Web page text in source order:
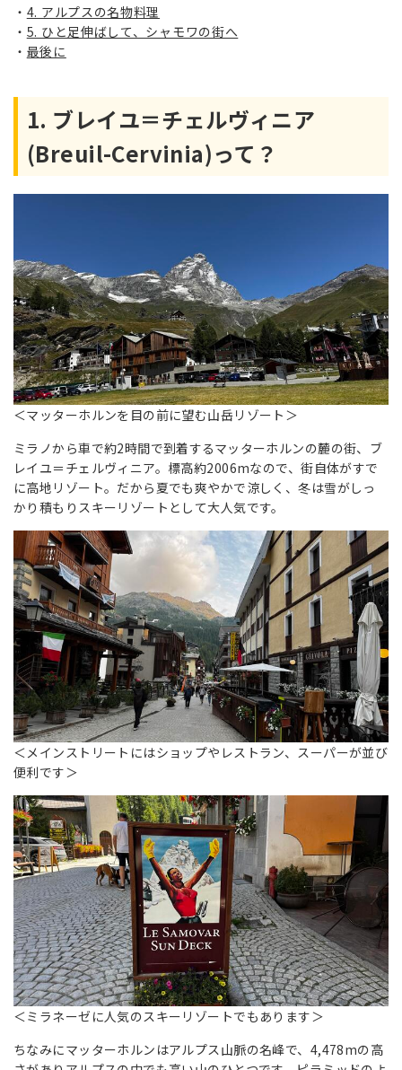
4. アルプスの名物料理
5. ひと足伸ばして、シャモワの街へ
最後に
1. ブレイユ＝チェルヴィニア
(Breuil-Cervinia)って？
＜マッターホルンを目の前に望む山岳リゾート＞
ミラノから車で約2時間で到着するマッターホルンの麓の街、ブ
レイユ＝チェルヴィニア。標高約2006mなので、街自体がすで
に高地リゾート。だから夏でも爽やかで涼しく、冬は雪がしっ
かり積もりスキーリゾートとして大人気です。
＜メインストリートにはショップやレストラン、スーパーが並び
便利です＞
＜ミラネーゼに人気のスキーリゾートでもあります＞
ちなみにマッターホルンはアルプス山脈の名峰で、4,478mの高